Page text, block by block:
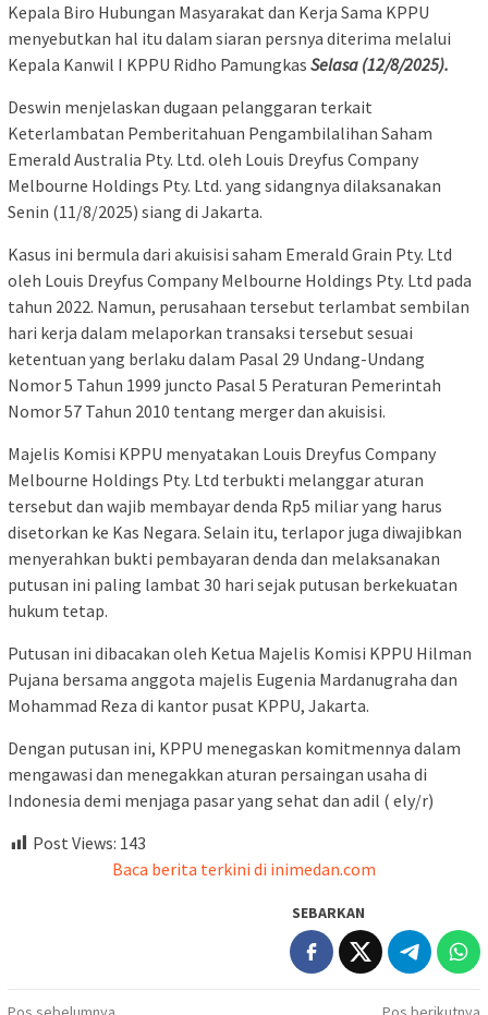
Kepala Biro Hubungan Masyarakat dan Kerja Sama KPPU
menyebutkan hal itu dalam siaran persnya diterima melalui
Kepala Kanwil I KPPU Ridho Pamungkas Selasa (12/8/2025).
Deswin menjelaskan dugaan pelanggaran terkait
Keterlambatan Pemberitahuan Pengambilalihan Saham
Emerald Australia Pty. Ltd. oleh Louis Dreyfus Company
Melbourne Holdings Pty. Ltd. yang sidangnya dilaksanakan
Senin (11/8/2025) siang di Jakarta.
Kasus ini bermula dari akuisisi saham Emerald Grain Pty. Ltd
oleh Louis Dreyfus Company Melbourne Holdings Pty. Ltd pada
tahun 2022. Namun, perusahaan tersebut terlambat sembilan
hari kerja dalam melaporkan transaksi tersebut sesuai
ketentuan yang berlaku dalam Pasal 29 Undang-Undang
Nomor 5 Tahun 1999 juncto Pasal 5 Peraturan Pemerintah
Nomor 57 Tahun 2010 tentang merger dan akuisisi.
Majelis Komisi KPPU menyatakan Louis Dreyfus Company
Melbourne Holdings Pty. Ltd terbukti melanggar aturan
tersebut dan wajib membayar denda Rp5 miliar yang harus
disetorkan ke Kas Negara. Selain itu, terlapor juga diwajibkan
menyerahkan bukti pembayaran denda dan melaksanakan
putusan ini paling lambat 30 hari sejak putusan berkekuatan
hukum tetap.
Putusan ini dibacakan oleh Ketua Majelis Komisi KPPU Hilman
Pujana bersama anggota majelis Eugenia Mardanugraha dan
Mohammad Reza di kantor pusat KPPU, Jakarta.
Dengan putusan ini, KPPU menegaskan komitmennya dalam
mengawasi dan menegakkan aturan persaingan usaha di
Indonesia demi menjaga pasar yang sehat dan adil ( ely/r)
Post Views: 143
Baca berita terkini di inimedan.com
SEBARKAN